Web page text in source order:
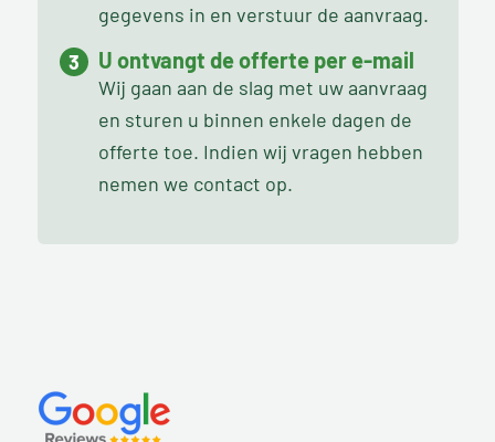
gegevens in en verstuur de aanvraag.
U ontvangt de offerte per e-mail
Wij gaan aan de slag met uw aanvraag
en sturen u binnen enkele dagen de
offerte toe. Indien wij vragen hebben
nemen we contact op.